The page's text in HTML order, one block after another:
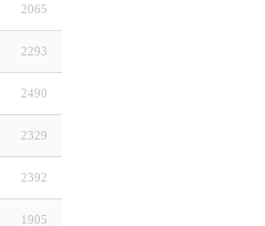
2065
2293
2490
2329
2392
1905